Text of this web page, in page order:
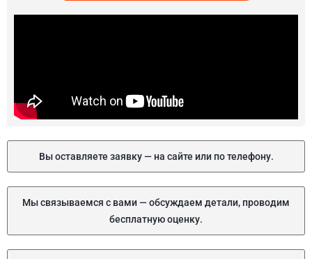
Вы оставляете заявку — на сайте или по телефону.
Мы связываемся с вами — обсуждаем детали, проводим
бесплатную оценку.